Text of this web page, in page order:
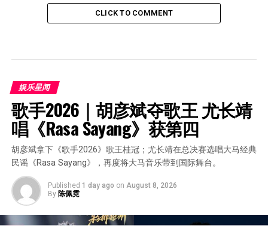
CLICK TO COMMENT
娱乐星闻
歌手2026｜胡彦斌夺歌王 尤长靖
唱《Rasa Sayang》获第四
胡彦斌拿下《歌手2026》歌王桂冠；尤长靖在总决赛选唱大马经典
民谣《Rasa Sayang》，再度将大马音乐带到国际舞台。
Published 1 day ago on August 8, 2026
By 陈佩霓